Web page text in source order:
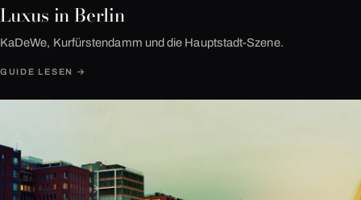
Luxus in Berlin
KaDeWe, Kurfürstendamm und die Hauptstadt-Szene.
GUIDE LESEN →